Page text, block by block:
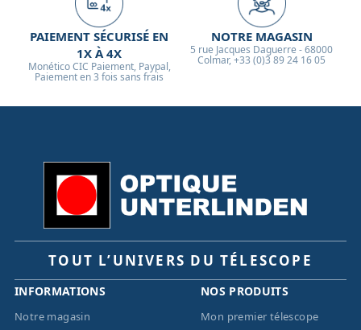
PAIEMENT SÉCURISÉ EN
1X À 4X
Monético CIC Paiement, Paypal,
Paiement en 3 fois sans frais
NOTRE MAGASIN
5 rue Jacques Daguerre - 68000
Colmar, +33 (0)3 89 24 16 05
TOUT L’UNIVERS DU TÉLESCOPE
INFORMATIONS
Notre magasin
NOS PRODUITS
Mon premier télescope